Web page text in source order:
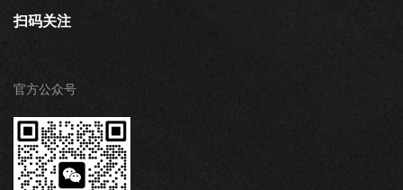
扫码关注
官方公众号